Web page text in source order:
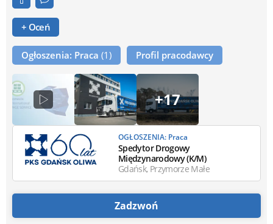
+ Oceń
Ogłoszenia: Praca (1) Profil pracodawcy
+17
OGŁOSZENIA: Praca
Spedytor Drogowy
Międzynarodowy (K/M)
Gdańsk, Przymorze Małe
Zadzwoń